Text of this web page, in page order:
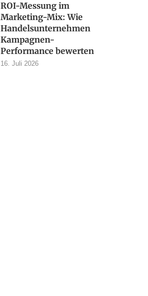
ROI-Messung im
Marketing-Mix: Wie
Handelsunternehmen
Kampagnen-
Performance bewerten
16. Juli 2026